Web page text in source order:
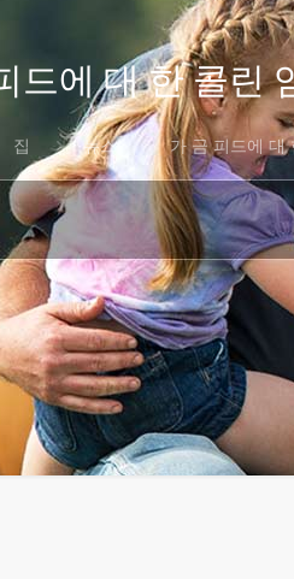
드에 대 한 콜린
집 뉴스 가 금 피드에 대